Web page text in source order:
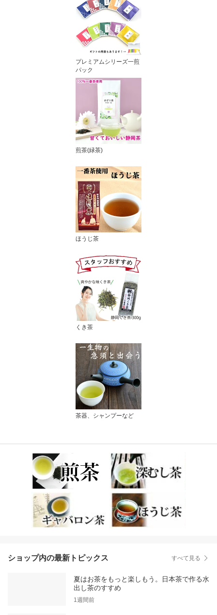
プレミアムシリーズ一煎
パック
煎茶(緑茶)
ほうじ茶
くき茶
茶器、シャンプーなど
ショップ内の最新トピックス すべて見る
夏はお茶をもっと楽しもう。日本茶で作る水
出し茶のすすめ
1週間前